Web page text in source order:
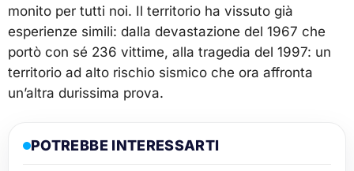
monito per tutti noi. Il territorio ha vissuto già
esperienze simili: dalla devastazione del 1967 che
portò con sé 236 vittime, alla tragedia del 1997: un
territorio ad alto rischio sismico che ora affronta
un’altra durissima prova.
POTREBBE INTERESSARTI